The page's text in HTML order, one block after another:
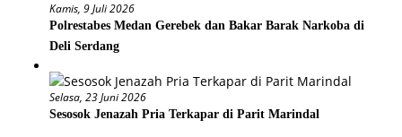
Kamis, 9 Juli 2026
Polrestabes Medan Gerebek dan Bakar Barak Narkoba di
Deli Serdang
Selasa, 23 Juni 2026
Sesosok Jenazah Pria Terkapar di Parit Marindal